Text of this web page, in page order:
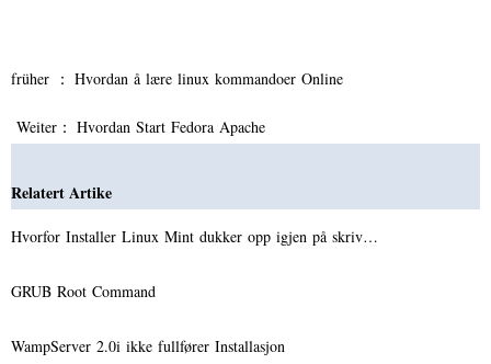
früher ： Hvordan å lære linux kommandoer Online
Weiter： Hvordan Start Fedora Apache
Relatert Artike
Hvorfor Installer Linux Mint dukker opp igjen på skriv…
GRUB Root Command
WampServer 2.0i ikke fullfører Installasjon